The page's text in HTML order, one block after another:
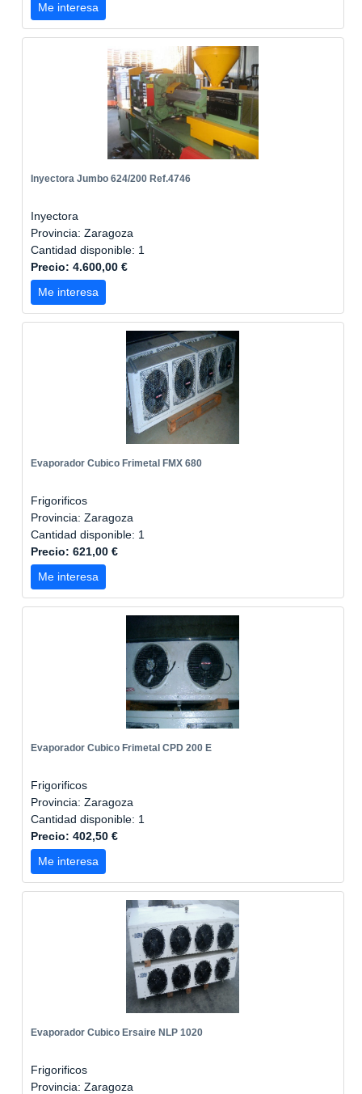
Me interesa
Inyectora Jumbo 624/200 Ref.4746
Inyectora
Provincia: Zaragoza
Cantidad disponible: 1
Precio: 4.600,00 €
Me interesa
Evaporador Cubico Frimetal FMX 680
Frigorificos
Provincia: Zaragoza
Cantidad disponible: 1
Precio: 621,00 €
Me interesa
Evaporador Cubico Frimetal CPD 200 E
Frigorificos
Provincia: Zaragoza
Cantidad disponible: 1
Precio: 402,50 €
Me interesa
Evaporador Cubico Ersaire NLP 1020
Frigorificos
Provincia: Zaragoza